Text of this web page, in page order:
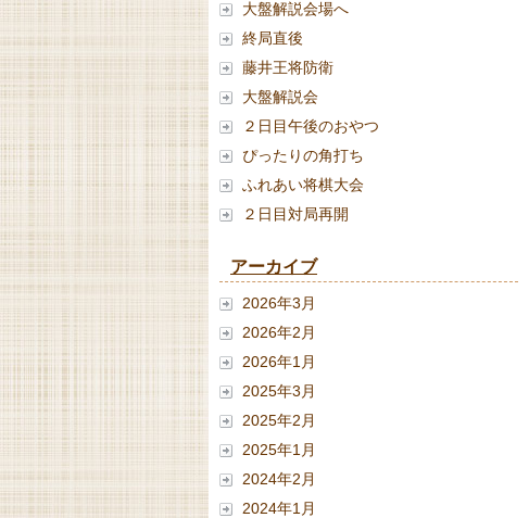
大盤解説会場へ
終局直後
藤井王将防衛
大盤解説会
２日目午後のおやつ
ぴったりの角打ち
ふれあい将棋大会
２日目対局再開
アーカイブ
2026年3月
2026年2月
2026年1月
2025年3月
2025年2月
2025年1月
2024年2月
2024年1月